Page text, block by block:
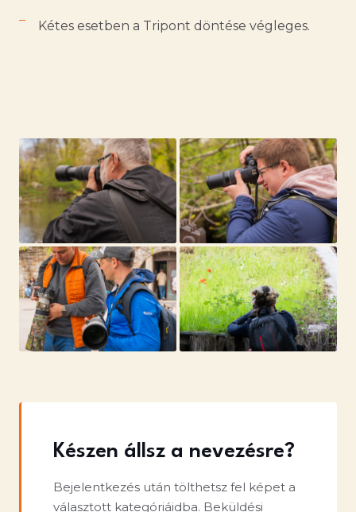
Kétes esetben a Tripont döntése végleges.
Készen állsz a nevezésre?
Bejelentkezés után tölthetsz fel képet a
választott kategóriáidba. Beküldési